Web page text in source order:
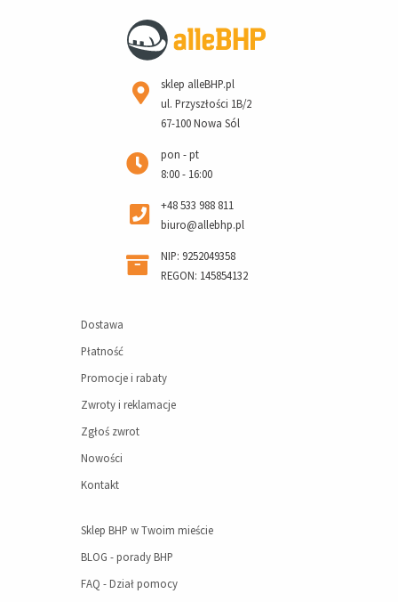
sklep alleBHP.pl
ul. Przyszłości 1B/2
67-100 Nowa Sól
pon - pt
8:00 - 16:00
+48 533 988 811
biuro@allebhp.pl
NIP: 9252049358
REGON: 145854132
Dostawa
Płatność
Promocje i rabaty
Zwroty i reklamacje
Zgłoś zwrot
Nowości
Kontakt
Sklep BHP w Twoim mieście
BLOG - porady BHP
FAQ - Dział pomocy